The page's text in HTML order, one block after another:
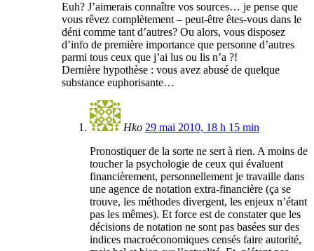
Euh? J’aimerais connaître vos sources… je pense que
vous rêvez complètement – peut-être êtes-vous dans le
déni comme tant d’autres? Ou alors, vous disposez
d’info de première importance que personne d’autres
parmi tous ceux que j’ai lus ou lis n’a ?!
Dernière hypothèse : vous avez abusé de quelque
substance euphorisante…
Hko 29 mai 2010, 18 h 15 min
Pronostiquer de la sorte ne sert à rien. A moins de
toucher la psychologie de ceux qui évaluent
financièrement, personnellement je travaille dans
une agence de notation extra-financière (ça se
trouve, les méthodes divergent, les enjeux n’étant
pas les mêmes). Et force est de constater que les
décisions de notation ne sont pas basées sur des
indices macroéconomiques censés faire autorité,